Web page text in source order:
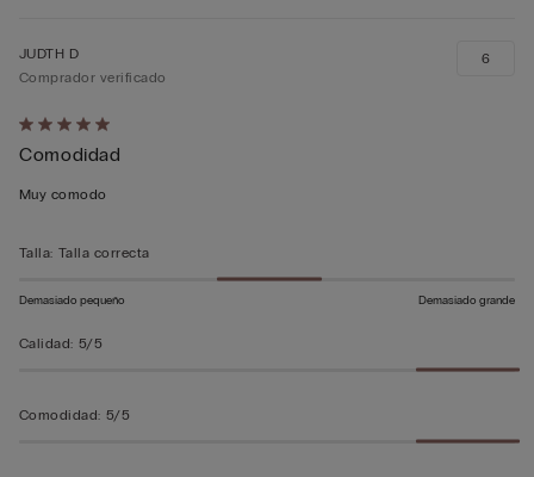
Calificación
de
5
5
JUDTH D
Comprador verificado
Comodidad
Muy comodo
6
Talla: Talla correcta
Demasiado pequeño Demasiado grande
Calidad: 5/5
Comodidad: 5/5